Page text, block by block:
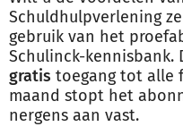
Schuldhulpverlening
gebruik van het
Schulinck-kennisbank.
gratis toegang tot alle
maand stopt het
nergens aan vast.